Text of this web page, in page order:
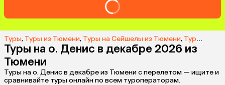
Туры, Туры из Тюмени, Туры на Сейшелы из Тюмени, Туры на о. Денис из Тюмени
Туры на о. Денис в декабре 2026 из
Тюмени
Туры на о. Денис в декабре из Тюмени с перелетом — ищите и
сравнивайте туры онлайн по всем туроператорам.